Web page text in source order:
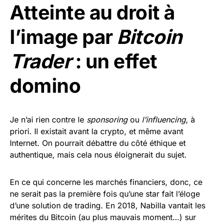
Atteinte au droit à
l’image par Bitcoin
Trader: un effet
domino
Je n’ai rien contre le sponsoring ou l’influencing, à
priori. Il existait avant la crypto, et même avant
Internet. On pourrait débattre du côté éthique et
authentique, mais cela nous éloignerait du sujet.
En ce qui concerne les marchés financiers, donc, ce
ne serait pas la première fois qu’une star fait l’éloge
d’une solution de trading. En 2018, Nabilla vantait les
mérites du Bitcoin (au plus mauvais moment…) sur